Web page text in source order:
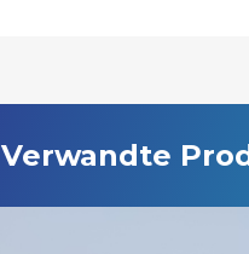
Verwandte